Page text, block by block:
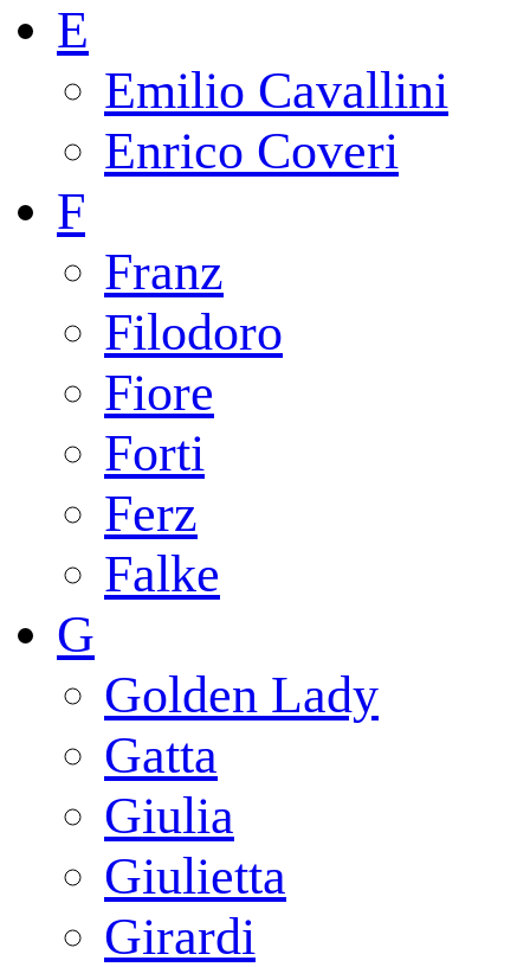
E
Emilio Cavallini
Enrico Coveri
F
Franz
Filodoro
Fiore
Forti
Ferz
Falke
G
Golden Lady
Gatta
Giulia
Giulietta
Girardi